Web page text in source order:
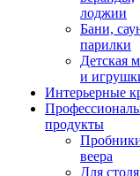
лоджии
Бани,
парилки
Детская
и
Интерьерные
продукты
веера
Для